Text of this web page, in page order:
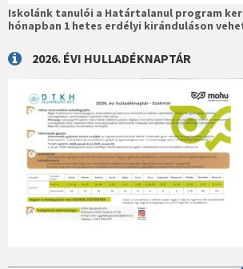
Iskolánk tanulói a Határtalanul program
hónapban 1 hetes erdélyi kiránduláson
2026. ÉVI HULLADÉKNAPTÁR